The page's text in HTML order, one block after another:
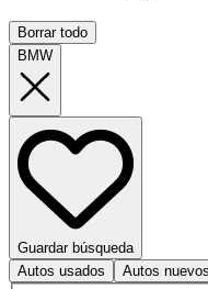
Borrar todo
BMW
Guardar búsqueda
Autos usados
Autos nuevos